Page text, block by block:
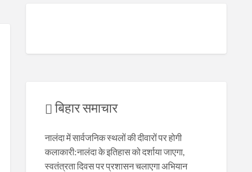
बिहार समाचार
नालंदा में सार्वजनिक स्थलों की दीवारों पर होगी
कलाकारी:नालंदा के इतिहास को दर्शाया जाएगा,
स्वतंत्रता दिवस पर प्रशासन चलाएगा अभियान